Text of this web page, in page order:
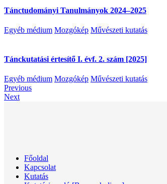
Tánctudományi Tanulmányok 2024–2025
Egyéb médium Mozgókép Művészeti kutatás
Tánckutatási értesítő I. évf. 2. szám [2025]
Egyéb médium Mozgókép Művészeti kutatás
Previous
Next
Főoldal
Kapcsolat
Kutatás